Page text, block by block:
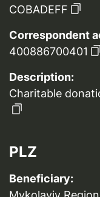
COBADEFF
Correspondent
400886700401
Description:
Charitable
PLZ
Beneficiary: